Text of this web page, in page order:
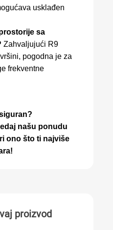
usklađen
sa
Zahvaljujući R9
pogodna je za
frekventne
našu ponudu
ono što ti najviše
proizvod